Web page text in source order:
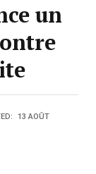
un
13 AOÛT